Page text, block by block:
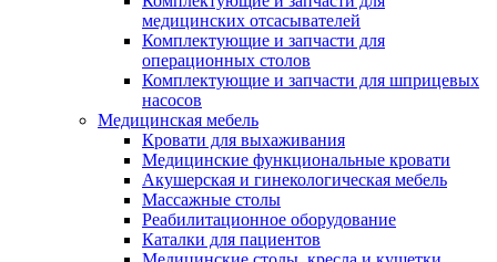
медицинских отсасывателей
Комплектующие и запчасти для
операционных столов
Комплектующие и запчасти для шприцевых
насосов
Медицинская мебель
Кровати для выхаживания
Медицинские функциональные кровати
Акушерская и гинекологическая мебель
Массажные столы
Реабилитационное оборудование
Каталки для пациентов